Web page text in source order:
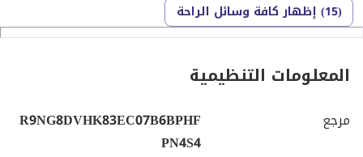
(15) إظهار كافة وسائل الراحة
المعلومات التنظيمية
مرجع
R9NG8DVHK83EC07B6BPHF
PN4S4